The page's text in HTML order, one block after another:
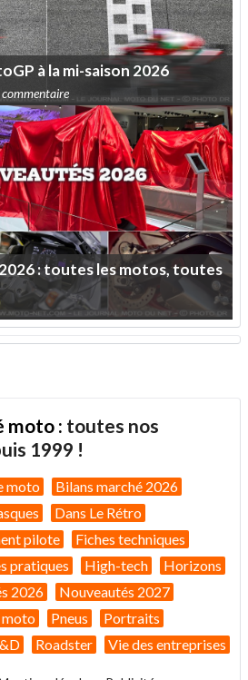
àlami-saison 2026
commentaire
2026:touteslesmotos,toutes
moto : toutes nos
1999 !
moto
Bilans marché 2026
Dans Le Rétro
pilote
Fiches techniques
pratiques High-tech
Horizons
2026
Nouveautés 2027
moto Pneus
Portraits
Roadster Vie des entreprises